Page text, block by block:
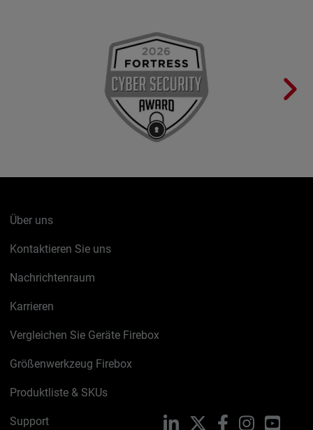
Über uns
Kontaktieren Sie uns
Nachrichtenraum
Karrieren
Vergleichen Sie Geräte Firebox
Größenwerkzeug Firebox
Produktliste & SKUs
Support LinkedIn FacebookInstagram